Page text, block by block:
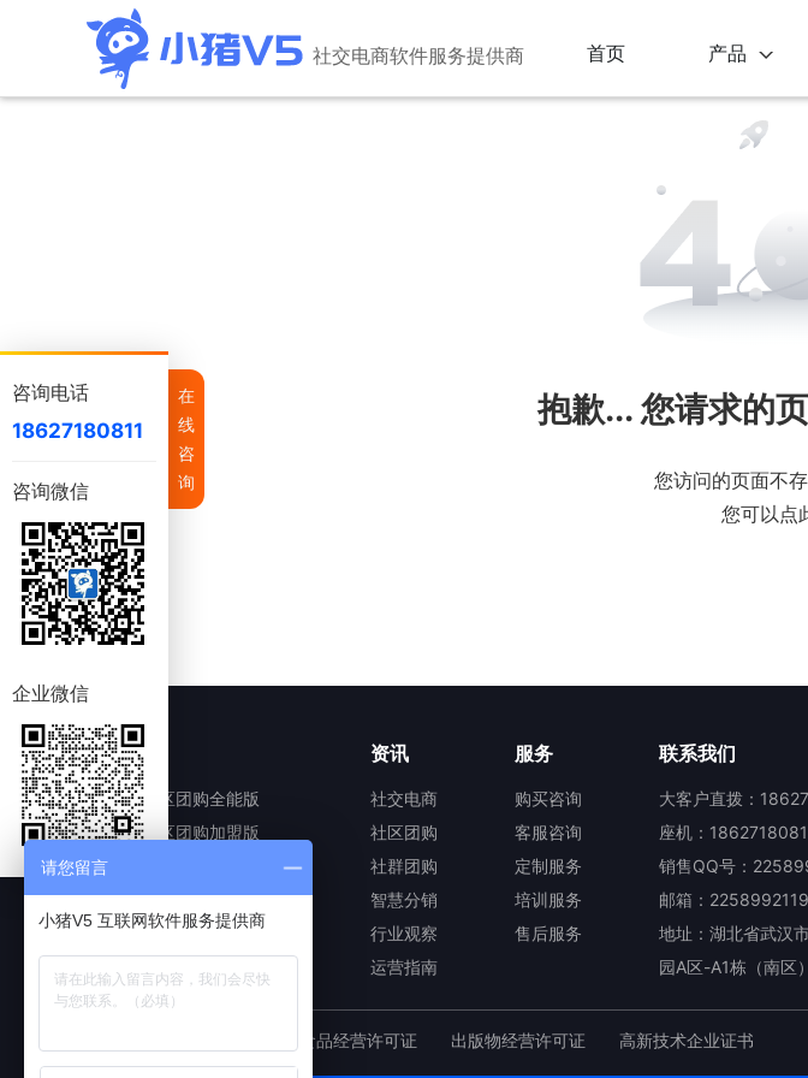
社交电商软件服务提供商 首页 产品
小猪V5社交电商系统
社群+社区的新型购物模式
小猪V5社群团购平台加盟云仓版
快乐SCRM
实现私域运营业务增长
虎团团
打造专属私域空间
抱歉... 您请求的
您访问的页面不
您可以点
产品
小猪V5社区团购全能版
小猪V5社区团购加盟版
小猪V5社区团购平台加盟版
小猪V5社交电商系统
小猪V5社群团购分销系统
小猪V5智慧分销系统
资讯
社交电商
社区团购
社群团购
智慧分销
行业观察
运营指南
服务
购买咨询
客服咨询
定制服务
培训服务
售后服务
联系我们
大客户直拨：
座机：
销售QQ号：
邮箱：
地址：湖北省武汉
园A区-A1栋（南区）
食品经营许可证 出版物经营许可证 高新技术企业证书
在
线
咨
询
咨询电话
18627180811
咨询微信
企业微信
请您留言
小猪V5 互联网软件服务提供商